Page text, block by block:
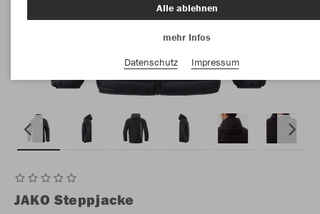
JAKO Steppjacke
Alle ablehnen
mehr Infos
Datenschutz
Impressum